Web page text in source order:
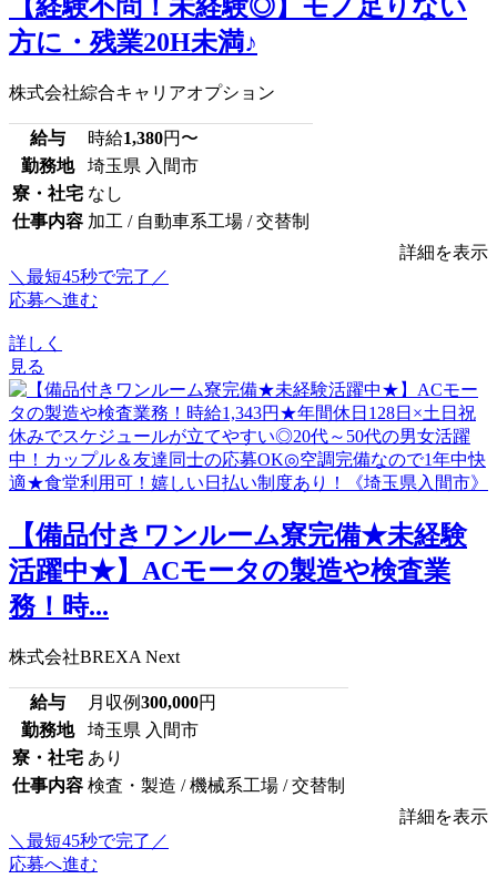
【経験不問！未経験◎】モノ足りない
方に・残業20H未満♪
株式会社綜合キャリアオプション
給与 時給1,380円〜
勤務地
埼玉県 入間市
寮・社宅 なし
仕事内容 加工 / 自動車系工場 / 交替制
詳細を表示
＼最短45秒で完了／
応募へ進む
詳しく
見る
【備品付きワンルーム寮完備★未経験
活躍中★】ACモータの製造や検査業
務！時...
株式会社BREXA Next
給与 月収例300,000円
勤務地
埼玉県 入間市
寮・社宅 あり
仕事内容 検査・製造 / 機械系工場 / 交替制
詳細を表示
＼最短45秒で完了／
応募へ進む